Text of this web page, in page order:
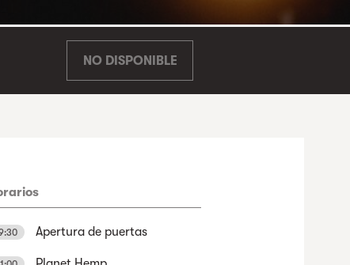
NO DISPONIBLE
Apertura de puertas